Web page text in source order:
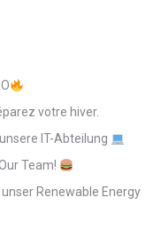
votre hiver.
IT-Abteilung
Team!
Renewable Energy